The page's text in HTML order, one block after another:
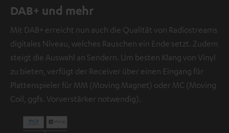
DAB+ und mehr
Mit DAB+ erreicht nun auch die Qualität von Radiostreams
digitales Niveau, welches Rauschen ein Ende setzt. Zudem
steigt die Auswahl an Sendern. Um besten Klang von Vinyl
zu bieten, verfügt der Receiver über einen Eingang für
Plattenspieler für MM (Moving Magnet) oder MC (Moving
Coil, ggfs. Vorverstärker notwendig).